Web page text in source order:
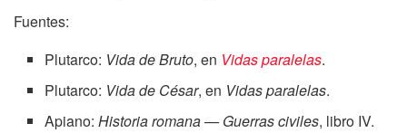
Fuentes:
Plutarco: Vida de Bruto, en Vidas paralelas.
Plutarco: Vida de César, en Vidas paralelas.
Apiano:Historia romana — Guerras civiles, libro IV.